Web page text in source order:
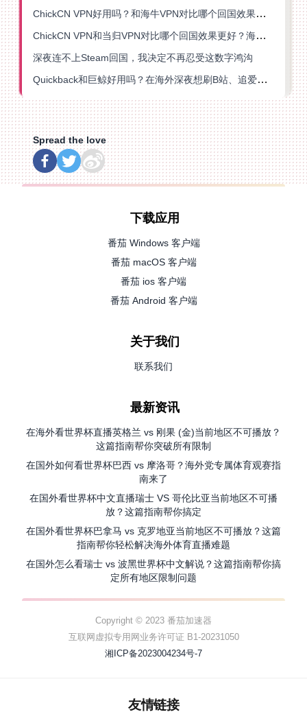
ChickCN VPN好用吗？和海牛VPN对比哪个回国效果更好？
ChickCN VPN和当归VPN对比哪个回国效果更好？海外党亲测后选了它
深夜连不上Steam回国，我决定不再忍受这数字鸿沟
Quickback和巨鲸好用吗？在海外深夜想刷B站、追爱奇艺的你，或许正需要这份答案
Spread the love
下载应用
番茄 Windows 客户端
番茄 macOS 客户端
番茄 ios 客户端
番茄 Android 客户端
关于我们
联系我们
最新资讯
在海外看世界杯直播英格兰 vs 刚果 (金)当前地区不可播放？
这篇指南帮你突破所有限制
在国外如何看世界杯巴西 vs 摩洛哥？海外党专属体育观赛指
南来了
在国外看世界杯中文直播瑞士 VS 哥伦比亚当前地区不可播
放？这篇指南帮你搞定
在国外看世界杯巴拿马 vs 克罗地亚当前地区不可播放？这篇
指南帮你轻松解决海外体育直播难题
在国外怎么看瑞士 vs 波黑世界杯中文解说？这篇指南帮你搞
定所有地区限制问题
Copyright © 2023 番茄加速器
互联网虚拟专用网业务许可证 B1-20231050
湘ICP备2023004234号-7
友情链接